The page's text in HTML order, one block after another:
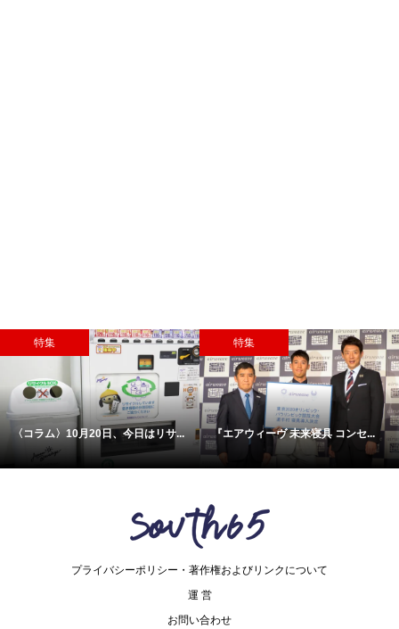
特集
〈コラム〉10月20日、今日はリサ...
特集
『エアウィーヴ 未来寝具 コンセ...
プライバシーポリシー・著作権およびリンクについて
運 営
お問い合わせ